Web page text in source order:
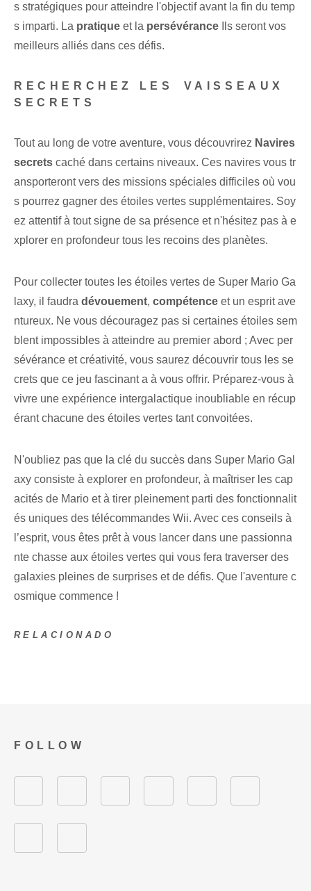
s stratégiques pour atteindre l'objectif avant la fin du temp
s imparti. La pratique et la persévérance Ils seront vos
meilleurs alliés dans ces défis.
RECHERCHEZ LES⁢ VAISSEAUX
SECRETS
Tout au long de votre aventure, vous découvrirez Navires
secrets caché dans certains niveaux. Ces navires vous tr
ansporteront vers des missions spéciales difficiles où vou
s pourrez gagner des étoiles vertes supplémentaires. Soy
ez attentif à tout signe de sa présence et n'hésitez pas à e
xplorer en profondeur tous les recoins des planètes.
Pour collecter toutes les étoiles vertes de Super Mario⁤ Ga
laxy, il faudra dévouement, compétence et un esprit ave
ntureux. Ne vous découragez pas si certaines étoiles sem
blent impossibles à atteindre au premier abord ; Avec per
sévérance et créativité, vous saurez découvrir tous les se
crets que ce jeu fascinant a à vous offrir. Préparez-vous à
vivre une expérience intergalactique inoubliable en récup
érant chacune des étoiles vertes tant convoitées.
N'oubliez pas que la clé du succès dans Super Mario Gal
axy consiste à explorer en profondeur, à maîtriser les cap
acités de Mario et à tirer pleinement parti des fonctionnalit
és uniques des télécommandes Wii. Avec ces​ conseils​ à
l’esprit, vous êtes prêt à vous lancer dans une passionna
nte chasse aux étoiles vertes qui vous fera traverser des
galaxies pleines de surprises et de défis. Que l'aventure c
osmique commence !
RELACIONADO
FOLLOW